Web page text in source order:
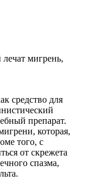
лечат мигрень,
средство для
препарат.
которая,
того, с
от скрежета
спазма,